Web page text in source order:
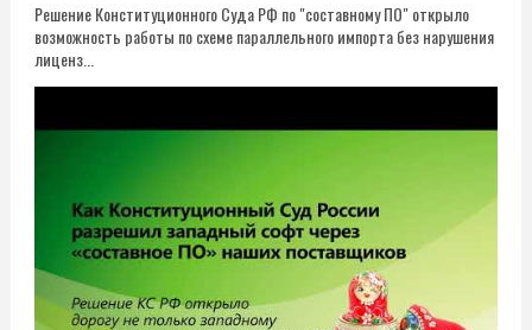
Решение Конституционного Суда РФ по "составному ПО" открыло
возможность работы по схеме параллельного импорта без нарушения
лиценз...